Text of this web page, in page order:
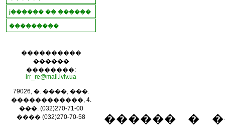
ϳ������ �� ������
���������
����������
������
��������:
irr_re@mail.lviv.ua
79026, �. ����, ���.
������������, 4.
���. (032)270-71-00
���� (032)270-70-58
������ �